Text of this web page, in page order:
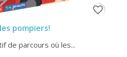
pompiers!
de parcours où les...
favorite_border